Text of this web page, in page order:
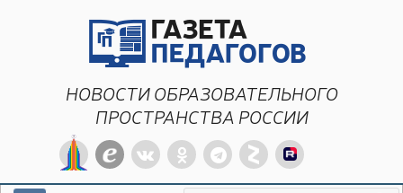
НОВОСТИ ОБРАЗОВАТЕЛЬНОГО
ПРОСТРАНСТВА РОССИИ